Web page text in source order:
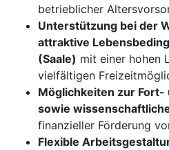
betrieblicher
Unterstützung bei der
attraktive
(Saale) mit einer hohen
vielfältigen
Möglichkeiten zur
sowie
finanzieller Förderung
Flexible